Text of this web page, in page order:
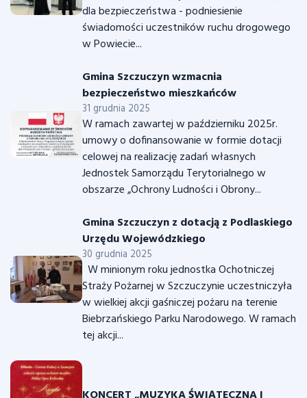
dla bezpieczeństwa - podniesienie
świadomości uczestników ruchu drogowego
w Powiecie...
Gmina Szczuczyn wzmacnia
bezpieczeństwo mieszkańców
31 grudnia 2025
W ramach zawartej w październiku 2025r.
umowy o dofinansowanie w formie dotacji
celowej na realizację zadań własnych
Jednostek Samorządu Terytorialnego w
obszarze „Ochrony Ludności i Obrony...
Gmina Szczuczyn z dotacją z Podlaskiego
Urzędu Wojewódzkiego
30 grudnia 2025
W minionym roku jednostka Ochotniczej
Straży Pożarnej w Szczuczynie uczestniczyła
w wielkiej akcji gaśniczej pożaru na terenie
Biebrzańskiego Parku Narodowego. W ramach
tej akcji...